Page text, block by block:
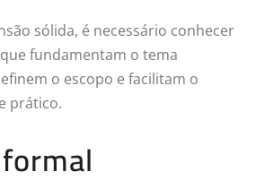
sólida, é necessário conhecer
fundamentam o tema
o escopo e facilitam o
prático.